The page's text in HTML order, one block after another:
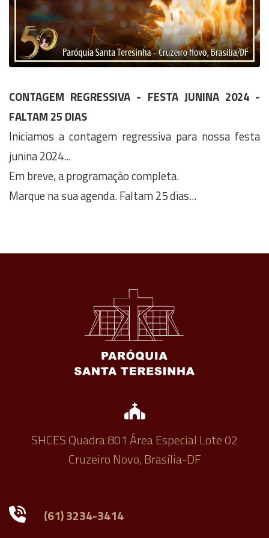
CONTAGEM REGRESSIVA - FESTA JUNINA 2024 -
FALTAM 25 DIAS
Iniciamos a contagem regressiva para nossa festa
junina 2024...
Em breve, a programação completa.
Marque na sua agenda. Faltam 25 dias...
SHCES Quadra 801 Área Especial Lote 02
Cruzeiro Novo, Brasília-DF
(61) 3234-3414